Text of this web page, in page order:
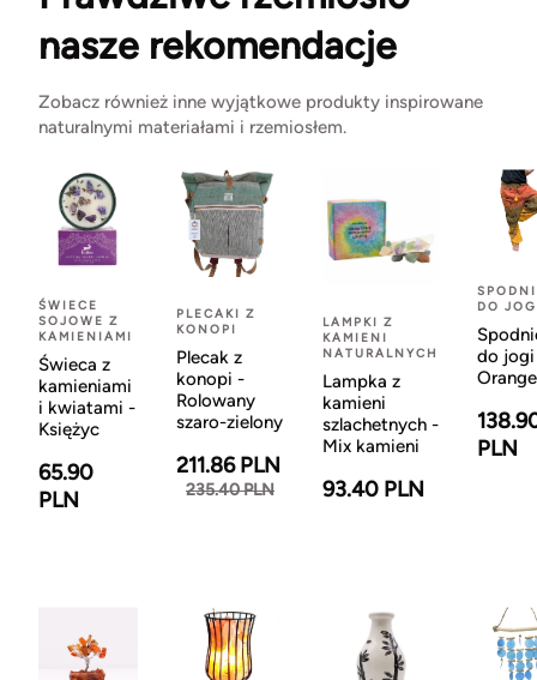
nasze rekomendacje
Zobacz również inne wyjątkowe produkty inspirowane
naturalnymi materiałami i rzemiosłem.
ŚWIECE
SOJOWE Z
KAMIENIAMI
Świeca z
kamieniami
i kwiatami -
Księżyc
65.90
PLN
PLECAKI Z
KONOPI
Plecak z
konopi -
Rolowany
szaro-zielony
211.86 PLN
235.40 PLN
LAMPKI Z
KAMIENI
NATURALNYCH
Lampka z
kamieni
szlachetnych -
Mix kamieni
93.40 PLN
DO
do
Orange
PLN